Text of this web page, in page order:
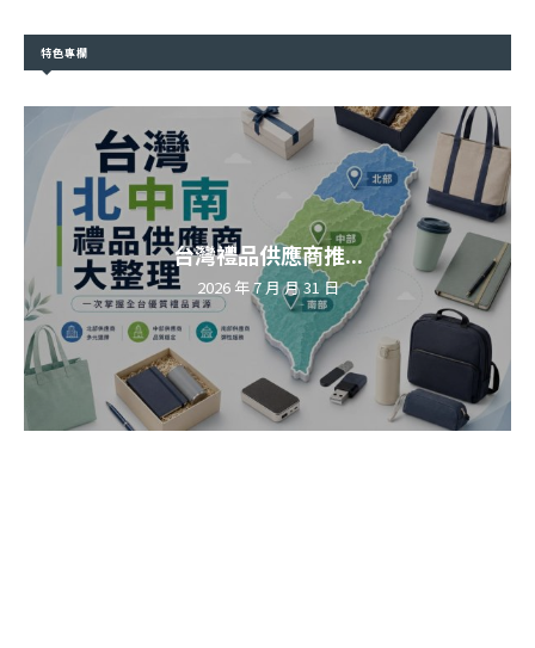
特色專欄
台灣禮品供應商推...
2026 年 7 月 月 31 日